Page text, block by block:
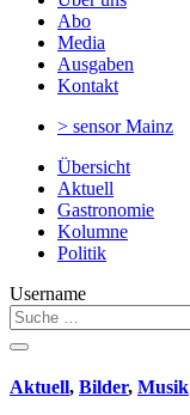
Abo
Media
Ausgaben
Kontakt
> sensorMainz
Übersicht
Aktuell
Gastronomie
Kolumne
Politik
Username
Aktuell, Bilder, Musik